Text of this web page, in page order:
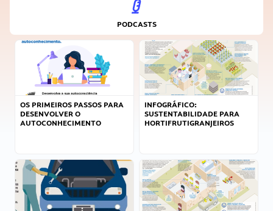
PODCASTS
OS PRIMEIROS PASSOS PARA
DESENVOLVER O
AUTOCONHECIMENTO
INFOGRÁFICO:
SUSTENTABILIDADE PARA
HORTIFRUTIGRANJEIROS